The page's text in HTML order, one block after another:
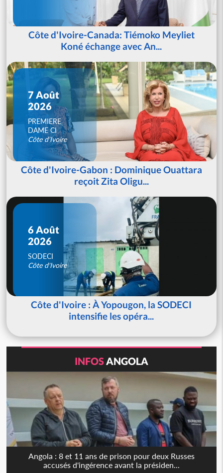
Côte d'Ivoire-Canada: Tiémoko Meyliet
Koné échange avec An...
7 Août
2026
PREMIERE
DAME CI
Côte d'Ivoire
Côte d'Ivoire-Gabon : Dominique Ouattara
reçoit Zita Oligu...
6 Août
2026
SODECI
Côte d'Ivoire
Côte d'Ivoire : À Yopougon, la SODECI
intensifie les opéra...
INFOSANGOLA
Angola : 8 et 11 ans de prison pour deux Russes
accusés d'ingérence avant la présiden...